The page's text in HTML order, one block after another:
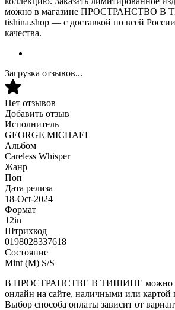
можно в магазине ПРОСТРАНСТВО В
tishina.shop — с доставкой по всей
качества.
Загрузка отзывов...
Нет отзывов
Добавить отзыв
Исполнитель
GEORGE MICHAEL
Альбом
Careless Whisper
Жанр
Поп
Дата релиза
18-Oct-2024
Формат
12in
Штрихкод
0198028337618
Состояние
Mint (M) S/S
В ПРОСТРАНСТВЕ В ТИШИНЕ можно
онлайн на сайте, наличными или картой
Выбор способа оплаты зависит от